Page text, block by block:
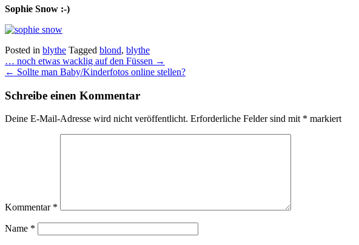
Sophie Snow :-)
Posted in blythe Tagged blond, blythe
Post
navigation
… noch etwas wacklig auf den Füssen →
← Sollte man Baby/Kinderfotos online stellen?
Schreibe einen Kommentar
Deine E-Mail-Adresse wird nicht veröffentlicht. Erforderliche Felder sind mit * markiert
Kommentar *
Name *